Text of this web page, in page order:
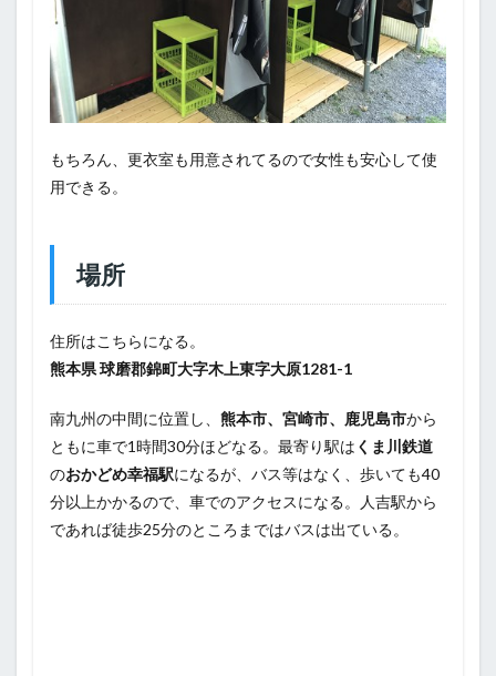
もちろん、更衣室も用意されてるので女性も安心して使
用できる。
場所
住所はこちらになる。
熊本県 球磨郡錦町大字木上東字大原1281-1
南九州の中間に位置し、 熊本市、宮崎市、鹿児島市から
ともに車で1時間30分ほどなる。最寄り駅は くま川鉄道
のおかどめ幸福駅になるが、バス等はなく、歩いても40
分以上かかるので、車でのアクセスになる。人吉駅から
であれば徒歩25分のところまではバスは出ている。